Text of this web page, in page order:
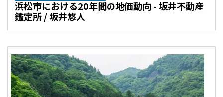
浜松市における20年間の地価動向 - 坂井不動産
鑑定所 / 坂井悠人